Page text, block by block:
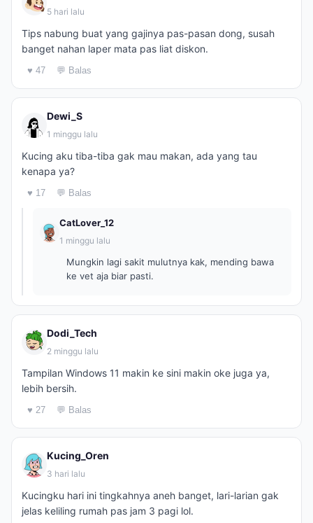
5 hari lalu
Tips nabung buat yang gajinya pas-pasan dong, susah
banget nahan laper mata pas liat diskon.
♥ 47 💬 Balas
Dewi_S
1 minggu lalu
Kucing aku tiba-tiba gak mau makan, ada yang tau
kenapa ya?
♥ 17 💬 Balas
CatLover_12
1 minggu lalu
Mungkin lagi sakit mulutnya kak, mending bawa
ke vet aja biar pasti.
Dodi_Tech
2 minggu lalu
Tampilan Windows 11 makin ke sini makin oke juga ya,
lebih bersih.
♥ 27 💬 Balas
Kucing_Oren
3 hari lalu
Kucingku hari ini tingkahnya aneh banget, lari-larian gak
jelas keliling rumah pas jam 3 pagi lol.